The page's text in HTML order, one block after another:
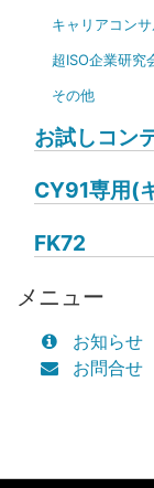
キャリアコンサ
超ISO企業研究
その他
お試しコン
CY91専用(
FK72
メニュー
お知らせ
お問合せ